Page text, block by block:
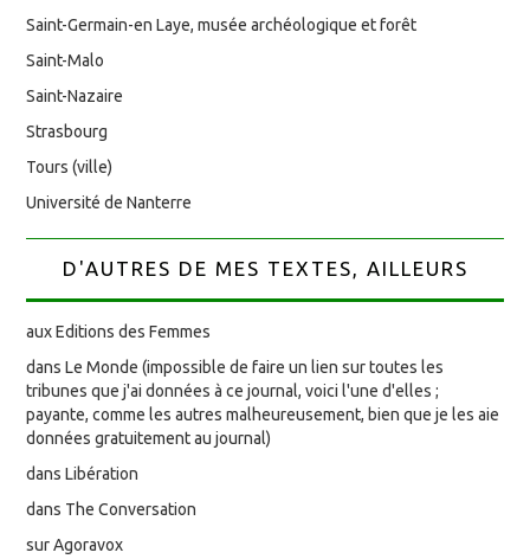
Saint-Germain-en Laye, musée archéologique et forêt
Saint-Malo
Saint-Nazaire
Strasbourg
Tours (ville)
Université de Nanterre
D'AUTRES DE MES TEXTES, AILLEURS
aux Editions des Femmes
dans Le Monde (impossible de faire un lien sur toutes les
tribunes que j'ai données à ce journal, voici l'une d'elles ;
payante, comme les autres malheureusement, bien que je les aie
données gratuitement au journal)
dans Libération
dans The Conversation
sur Agoravox